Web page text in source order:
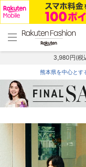
menu home
トップ
3,980円(税
熊本県を中心とす